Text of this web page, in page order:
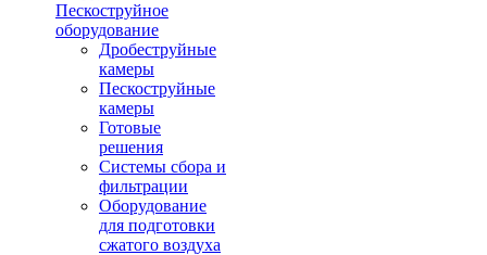
Пескоструйное
оборудование
Дробеструйные
камеры
Пескоструйные
камеры
Готовые
решения
Системы сбора и
фильтрации
Оборудование
для подготовки
сжатого воздуха